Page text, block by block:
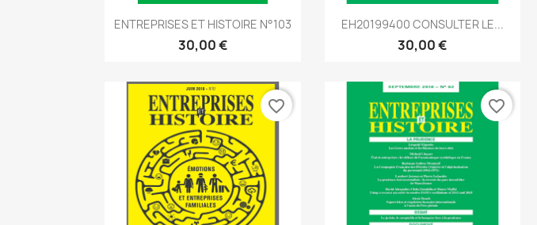
Aperçu rapide
ENTREPRISES ET HISTOIRE N°103
30,00 €
Aperçu rapide
EH20199400 CONSULTER LE...
30,00 €
favorite_border favorite_border